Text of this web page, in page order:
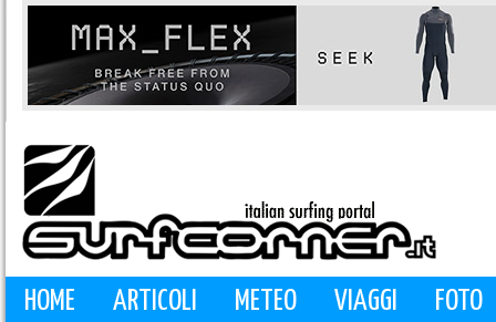
HOME ARTICOLI METEO VIAGGI FOTO